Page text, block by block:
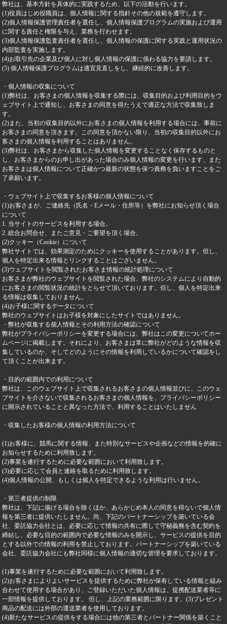
弊社は、基本方針を具体的に実践するため、以下の活動を行います。
(1)役員はじめ役職員は、個人情報に関する指針その他の規範を遵守します。
(2)個人情報保護管理責任者を選任し、個人情報保護プログラムの実施および運用
に関する責任と権限を与え、業務を行わせます。
(3)個人情報保護監査責任者を選任し、個人情報の保護に関する実践と運用状況の
内部監査を実施します。
(4)お取引先の企業及び個人に対し個人情報の保護に係わる協力を要請します。
(5) 個人情報保護プログラムは適宜見直しをし、継続的に改善します。
・個人情報の収集について
(1)弊社は、お客さまの個人情報を収集する際には、収集目的および利用目的をウ
ェブサイト上で通知し、お客さまの同意を得たうえで適正な方法で収集致しま
す。
(2)また、当初の収集目的以外にお客さまの個人情報を利用する場合には、事前に
お客さまの同意を頂きます。この同意を頂かない限り、当初の収集目的以外にお
客さまの個人情報を利用することはありません。
(3)弊社は、お客さまから収集した個人情報を変更することなく保存するものと
し、お客さまからのお申し出があった場合のみ個人情報の変更を行います、また
お客さまは個人情報について正確かつ最新の状態を保つ責務を負いますことをご
了承願います。
・ウェブサイト上で収集するお客様の個人情報について
(1)お客さまが、ご連絡先（氏名・Eメール・住所等）を弊社にお知らせ頂く場合
について
1. 当サイトのサービスを利用する場合。
2. 総合お問合せ、またご意見・ご要望を頂く場合。
(2)クッキー（Cookie）について
弊社サイトでは、効果測定のためにクッキーを使用することがあります。但し、
個人を特定出来る情報とリンクすることはございません。
(3)ウェブサイトを閲覧されたお客さま情報の統計処理について
お客さまが弊社のウェブサイトを閲覧された場合、弊社のシステムにより自動的
にお客さまの閲覧状況の統計をとらせて頂いております。但し、個人を特定出来
る情報は収集しておりません。
(4)お子様に関するデータについて
弊社のウェブサイトはお子様を対象にしたサイトではありません。
・弊社が収集する個人情報とその利用方法の確認について
弊社がプライバシーポリシーを変更する場合には、弊社はこの変更についてホー
ムページに掲載します。それにより、お客さまは常に弊社がどのような情報を収
集しているのか、そしてどのようにその情報を利用しているかについて確認をし
て頂くことが出来ます。
・目的の範囲内での利用について
弊社は、このウェブサイト上で収集されるお客さまの個人情報並びに、このウェ
ブサイトを介さないで収集されるお客さまの個人情報を、プライバシーポリシー
に開示されていることと異なった方法で、利用することはいたしません
・収集したお客様の個人情報の利用方法について
(1)お客様に、競馬に関する情報、また特別なサービスや企画などの情報を的確に
お知らせするために利用致します。
(2)事業を遂行するために必要な範囲において利用致します。
(3)必要に応じて会員と連絡を取るために利用致します。
(4)個人情報の公開、もしくは個人を特定できるような利用は行いません。
・第三者提供の制限
弊社は、下記に揚げる場合を除くほか、あらかじめ本人の同意を得ないで個人情
報を第三者に提供いたしません。尚、下記のパートナーシップを築いている会
社、委託協力会社とは、必要に応じて情報の共有に際して守秘義務を含む契約を
締結し、必要な目的の範囲内で必要な情報のみを開示し、サービスの提供を目的
とする以外での情報の利用を禁止しております。パートナーシップを築いている
会社、委託協力会社にも弊社同様に個人情報の適切な管理を要求しております。
(1)事業を遂行するために必要な範囲において利用致します。
(2)お客さまによりよいサービスを提供するために弊社が保有している情報と組み
合わせて使用する場合があり、ご登録いただいた個人情報は、提携配送業者等に
一部情報を提供しております。 但し、上記の業務範囲に限ります。(3)プレゼント
商品の配送には外部の運送業者を使用しております。
(4)新たなサービスの提供をする場合には他の第三者とパートナー関係を築くこと